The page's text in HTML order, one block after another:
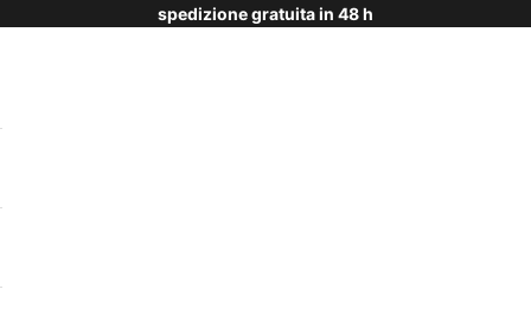
spedizione gratuita in 48 h